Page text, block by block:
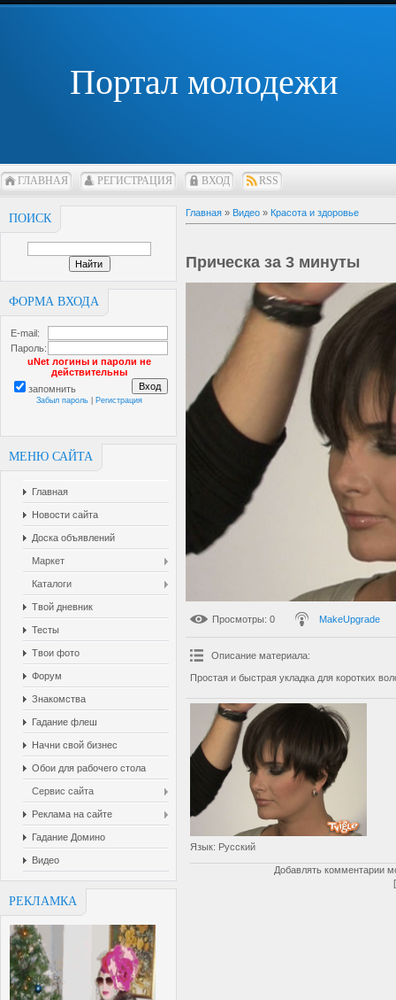
Портал молодежи
ГЛАВНАЯ РЕГИСТРАЦИЯ ВХОД RSS
ПОИСК
ФОРМА ВХОДА
E-mail:
Пароль:
uNet логины и пароли не
действительны
запомнить
Забыл пароль Регистрация
МЕНЮ САЙТА
Главная
Новости сайта
Доска объявлений
Маркет
Каталоги
Твой дневник
Тесты
Твои фото
Форум
Знакомства
Гадание флеш
Начни свой бизнес
Обои для рабочего стола
Сервис сайта
Реклама на сайте
Гадание Домино
Видео
РЕКЛАМКА
Главная » Видео » Красота и здоровье
Прическа за 3 минуты
Просмотры: 0 MakeUpgrade
Описание материала:
Простая и быстрая укладка для коротких
Язык: Русский
Добавлять комментарии